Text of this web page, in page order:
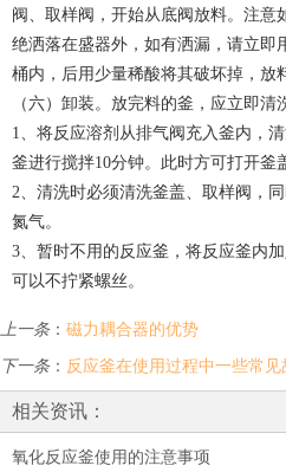
阀、取样阀，开始从底阀放料。注意
绝洒落在盛器外，如有洒漏，请立即
桶内，后用少量稀酸将其破坏掉，放
（六）卸装。放完料的釜，应立即
1、将反应溶剂从排气阀充入釜内，
釜进行搅拌10分钟。此时方可打开釜
2、清洗时必须清洗釜盖、取样阀，
氮气。
3、暂时不用的反应釜，将反应釜内
可以不拧紧螺丝。
上一条： 磁力耦合器的优势
下一条： 反应釜在使用过程中一些常
相关资讯：
氧化反应釜使用的注意事项